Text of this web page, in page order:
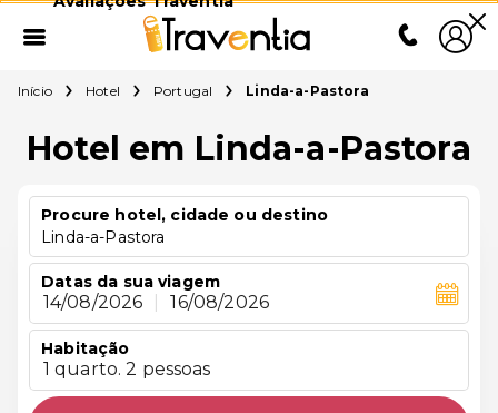
Início Hotel Portugal Linda-a-Pastora
Hotel em Linda-a-Pastora
Procure hotel, cidade ou destino
Linda-a-Pastora
Datas da sua viagem
14/08/2026 16/08/2026
Habitação
1 quarto. 2 pessoas